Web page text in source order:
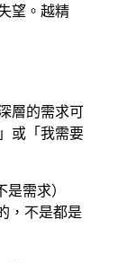
望。越精
層的需求可
或「我需要
需求）
，不是都是